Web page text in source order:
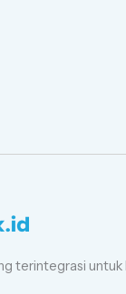
terintegrasi